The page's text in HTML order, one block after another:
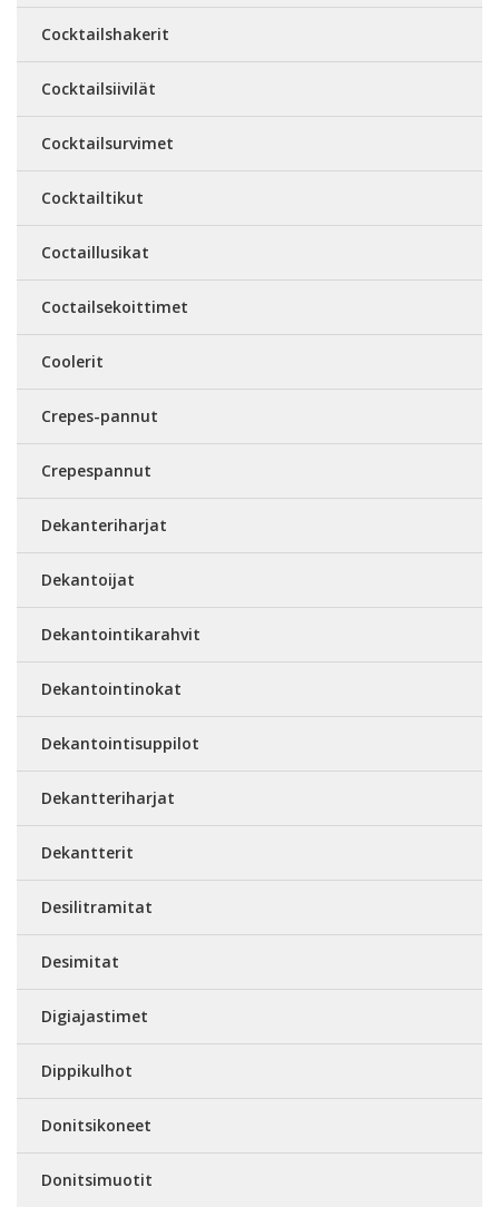
Cocktailshakerit
Cocktailsiivilät
Cocktailsurvimet
Cocktailtikut
Coctaillusikat
Coctailsekoittimet
Coolerit
Crepes-pannut
Crepespannut
Dekanteriharjat
Dekantoijat
Dekantointikarahvit
Dekantointinokat
Dekantointisuppilot
Dekantteriharjat
Dekantterit
Desilitramitat
Desimitat
Digiajastimet
Dippikulhot
Donitsikoneet
Donitsimuotit